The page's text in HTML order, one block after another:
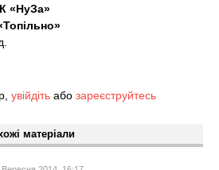
«НуЗа»
увійдіть або зареєструйтесь
матеріали